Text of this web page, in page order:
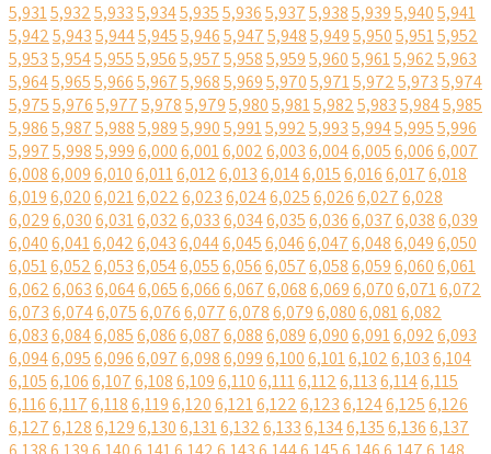
5,9315,9325,9335,9345,9355,9365,9375,9385,9395,9405,941
5,9425,9435,9445,9455,9465,9475,9485,9495,9505,9515,952
5,9535,9545,9555,9565,9575,9585,9595,9605,9615,9625,963
5,9645,9655,9665,9675,9685,9695,9705,9715,9725,9735,974
5,9755,9765,9775,9785,9795,9805,9815,9825,9835,9845,985
5,9865,9875,9885,9895,9905,9915,9925,9935,9945,9955,996
5,9975,9985,9996,0006,0016,0026,0036,0046,0056,0066,007
6,0086,0096,0106,0116,0126,0136,0146,0156,0166,0176,018
6,0196,0206,0216,0226,0236,0246,0256,0266,0276,028
6,0296,0306,0316,0326,0336,0346,0356,0366,0376,0386,039
6,0406,0416,0426,0436,0446,0456,0466,0476,0486,0496,050
6,0516,0526,0536,0546,0556,0566,0576,0586,0596,0606,061
6,0626,0636,0646,0656,0666,0676,0686,0696,0706,0716,072
6,0736,0746,0756,0766,0776,0786,0796,0806,0816,082
6,0836,0846,0856,0866,0876,0886,0896,0906,0916,0926,093
6,0946,0956,0966,0976,0986,0996,1006,1016,1026,1036,104
6,1056,1066,1076,1086,1096,1106,1116,1126,1136,1146,115
6,1166,1176,1186,1196,1206,1216,1226,1236,1246,1256,126
6,1276,1286,1296,1306,1316,1326,1336,1346,1356,1366,137